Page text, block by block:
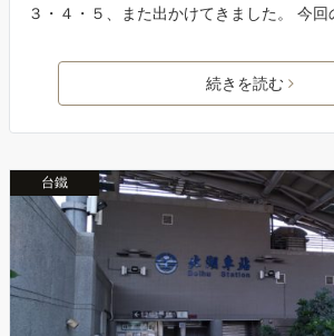
３・４・５、また出かけてきました。 今回
続きを読む
台鐵